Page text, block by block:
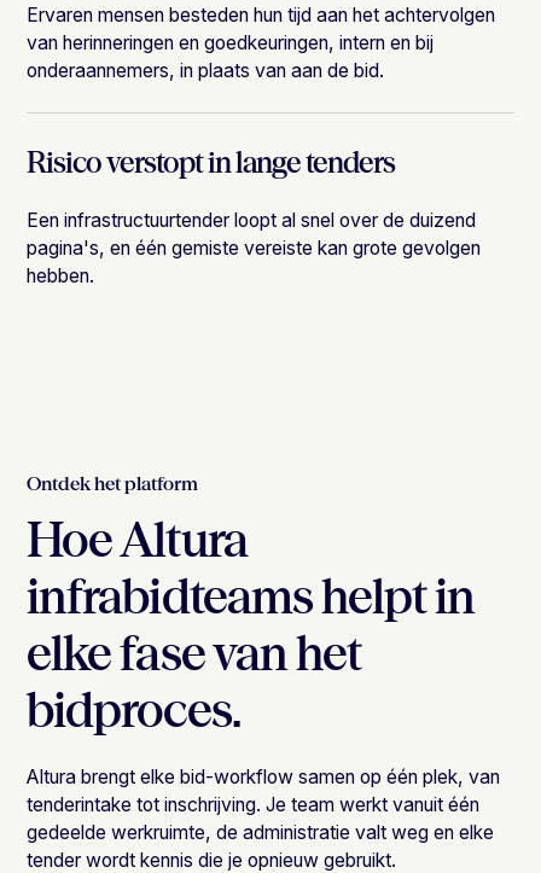
Ervaren mensen besteden hun tijd aan het achtervolgen
van herinneringen en goedkeuringen, intern en bij
onderaannemers, in plaats van aan de bid.
Risico verstopt in lange tenders
Een infrastructuurtender loopt al snel over de duizend
pagina's, en één gemiste vereiste kan grote gevolgen
hebben.
Ontdek het platform
Hoe Altura
infrabidteams helpt in
elke fase van het
bidproces.
Altura brengt elke bid-workflow samen op één plek, van
tenderintake tot inschrijving. Je team werkt vanuit één
gedeelde werkruimte, de administratie valt weg en elke
tender wordt kennis die je opnieuw gebruikt.